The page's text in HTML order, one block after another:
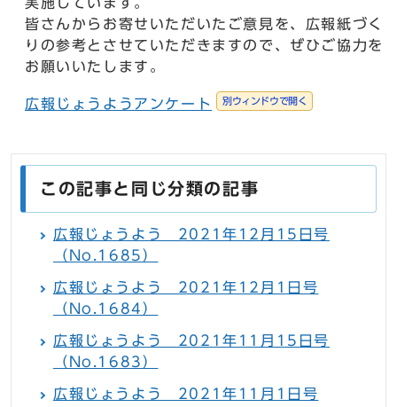
実施しています。
皆さんからお寄せいただいたご意見を、広報紙づく
りの参考とさせていただきますので、ぜひご協力を
お願いいたします。
広報じょうようアンケート 別ウィンドウで開く
この記事と同じ分類の記事
広報じょうよう 2021年12月15日号
（No.1685）
広報じょうよう 2021年12月1日号
（No.1684）
広報じょうよう 2021年11月15日号
（No.1683）
広報じょうよう 2021年11月1日号